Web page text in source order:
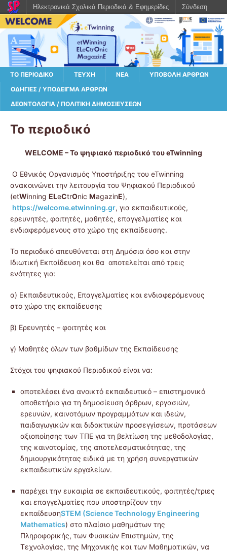
ΤΟ ΠΕΡΙΟΔΙΚΌ ΤΕΎΧΗ ΝΈΑ
ΥΠΟΒΟΛΉ ΆΡΘΡΩΝ
ΟΔΗΓΊΕΣ / ΥΠΌΔΕΙΓΜΑ ΆΡΘΡΩΝ
ΔΕΟΝΤΟΛΟΓΊΑ / ΠΟΛΙΤΙΚΉ ΔΗΜΟΣΙΕΎΣΕΩΝ
Το περιοδικό
WELCOME – Το ψηφιακό περιοδικό του eTwinning
Ο Εθνικός Οργανισμός Υποστήριξης του eTwinning
ανακοινώνει την λειτουργία του Ψηφιακού Περιοδικού
(etWinning ELeCtrOnic MagazinE),
https://welcome.etwinning.gr, για εκπαιδευτικούς,
ερευνητές, φοιτητές, μαθητές, επαγγελματίες και
ενδιαφερόμενους στο χώρο της εκπαίδευσης.
Το περιοδικό απευθύνεται στη Δημόσια όσο και στην
Ιδιωτική Εκπαίδευση και θα αποτελείται από τρεις
ενότητες για:
α) Εκπαιδευτικούς, Επαγγελματίες και ενδιαφερόμενους
στο χώρο της εκπαίδευσης
β) Ερευνητές – φοιτητές και
γ) Μαθητές όλων των βαθμίδων της Εκπαίδευσης
Στόχοι του ψηφιακού Περιοδικού είναι να:
αποτελέσει ένα ανοικτό εκπαιδευτικό – επιστημονικό
αποθετήριο για τη δημοσίευση άρθρων, εργασιών,
ερευνών, καινοτόμων προγραμμάτων και ιδεών,
παιδαγωγικών και διδακτικών προσεγγίσεων, προτάσεων
αξιοποίησης των ΤΠΕ για τη βελτίωση της μεθοδολογίας,
της καινοτομίας, της αποτελεσματικότητας, της
δημιουργικότητας ειδικά με τη χρήση συνεργατικών
εκπαιδευτικών εργαλείων.
παρέχει την ευκαιρία σε εκπαιδευτικούς, φοιτητές/τριες
και επαγγελματίες που υποστηρίζουν την
εκπαίδευσηSTEM (Science Technology Engineering
Mathematics) στο πλαίσιο μαθημάτων της
Πληροφορικής, των Φυσικών Επιστημών, της
Τεχνολογίας, της Μηχανικής και των Μαθηματικών, να
Ηλεκτρονικά Σχολικά Περιοδικά & Εφημερίδες Σύνδεση